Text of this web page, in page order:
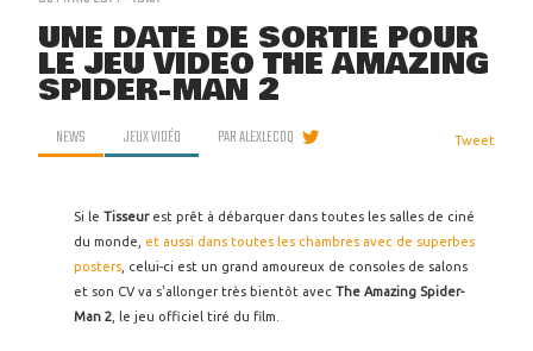
UNE DATE DE SORTIE POUR
LE JEU VIDÉO THE AMAZING
SPIDER-MAN 2
NEWS JEUX VIDÉO PARALEXLECOQ Tweet
Si le Tisseur est prêt à débarquer dans toutes les salles de ciné
du monde, et aussi dans toutes les chambres avec de superbes
posters , celui-ci est un grand amoureux de consoles de salons
et son CV va s'allonger très bientôt avec The Amazing Spider-
Man 2 , le jeu officiel tiré du film.